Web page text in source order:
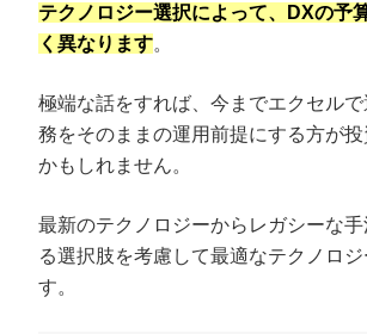
テクノロジー選択によって、DXの予
く異なります。
極端な話をすれば、今までエクセル
務をそのままの運用前提にする方が
かもしれません。
最新のテクノロジーからレガシーな
る選択肢を考慮して最適なテクノロジ
す。